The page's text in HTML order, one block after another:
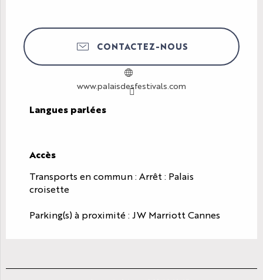
CONTACTEZ-NOUS
www.palaisdesfestivals.com
Langues parlées
Langues parlées
Accès
Accès
Transports en commun : Arrêt : Palais
croisette
Parking(s) à proximité : JW Marriott Cannes